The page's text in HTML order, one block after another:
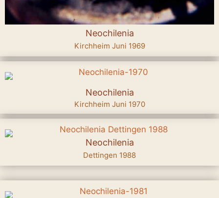
Neochilenia
Kirchheim Juni 1969
Neochilenia
Kirchheim Juni 1970
Neochilenia
Dettingen 1988